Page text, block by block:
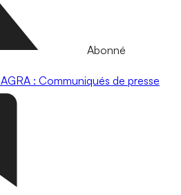
Abonné
AGRA : Communiqués de presse